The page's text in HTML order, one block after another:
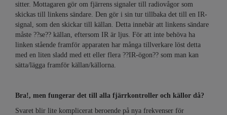
sitter. Mottagaren gör om fjärrens signaler till radiovågor som
skickas till linkens sändare. Den gör i sin tur tillbaka det till en IR-
signal, som den skickar till källan. Detta innebär att linkens sändare
måste ??se?? källan, eftersom IR är ljus. För att inte behöva ha
linken stående framför apparaten har många tillverkare löst detta
med en liten sladd med ett eller flera ??IR-ögon?? som man kan
sätta/lägga framför källan/källorna.
Bra!, men fungerar det till alla fjärrkontroller och källor då?
Svaret blir lite komplicerat beroende på nya frekvenser för